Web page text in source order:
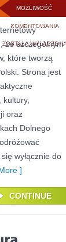
MOŻLIWOŚĆ
KOMENTOWANIA
ZOSTAŁA WYŁĄCZONA
ze szczególnym
które tworzą
Strona jest
oraz
Dolnego
wyłącznie do
]
CONTINUE